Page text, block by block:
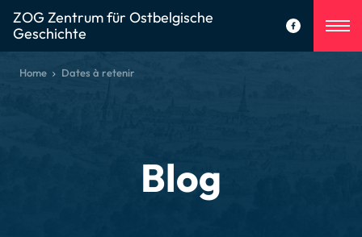
ZOG Zentrum für Ostbelgische
Geschichte
Home Dates à retenir
Blog